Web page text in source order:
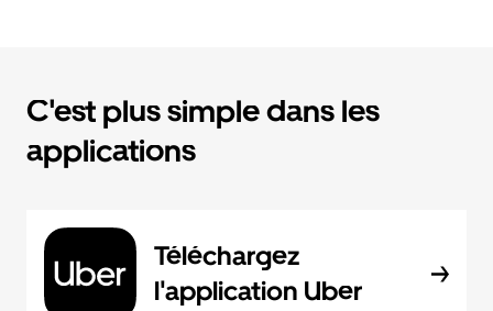
C'est plus simple dans les
applications
Téléchargez
l'application Uber